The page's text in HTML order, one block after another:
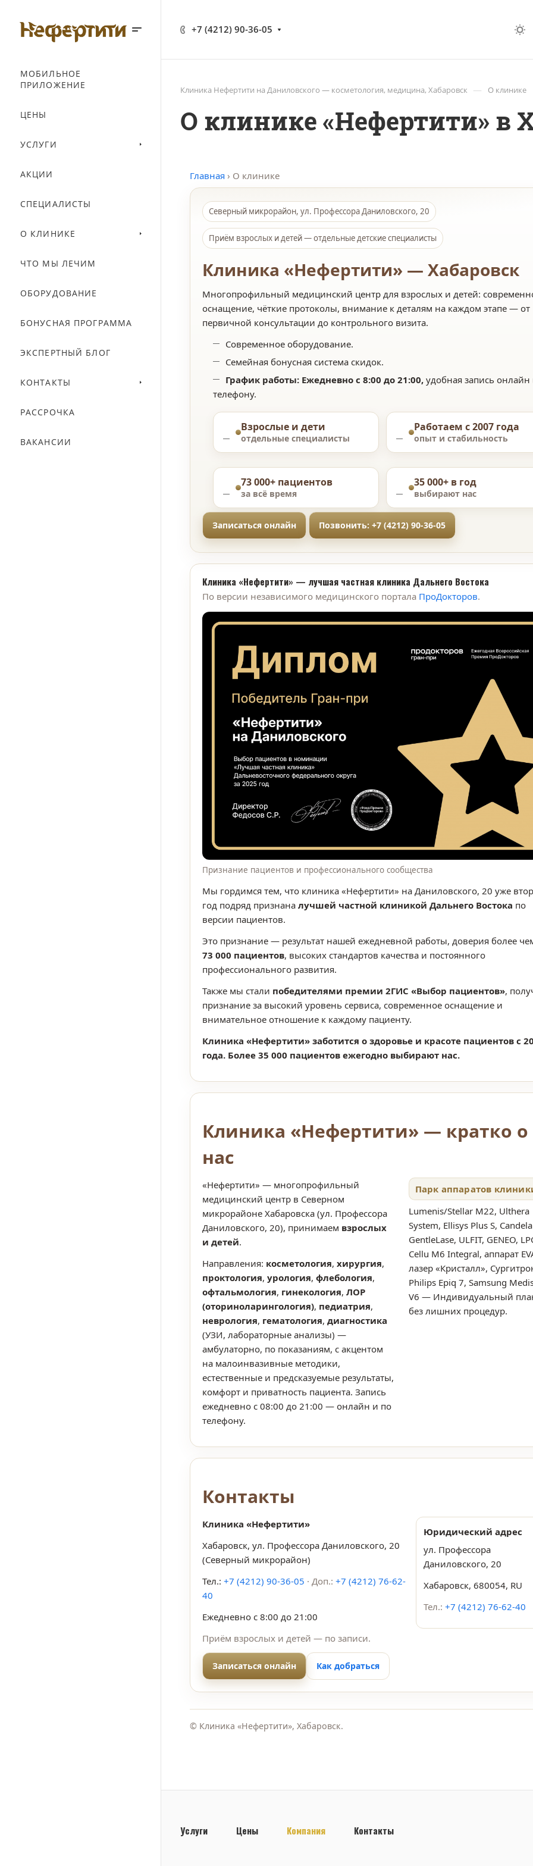
+7 (4212) 90-36-05
МОБИЛЬНОЕ
ПРИЛОЖЕНИЕ
ЦЕНЫ
УСЛУГИ
АКЦИИ
СПЕЦИАЛИСТЫ
О КЛИНИКЕ
ЧТО МЫ ЛЕЧИМ
ОБОРУДОВАНИЕ
БОНУСНАЯ ПРОГРАММА
ЭКСПЕРТНЫЙ БЛОГ
КОНТАКТЫ
РАССРОЧКА
ВАКАНСИИ
Клиника Нефертити на Даниловского — косметология, медицина, Хабаровск — О клинике
О клинике «Нефертити» в
Главная › О клинике
Северный микрорайон, ул. Профессора Даниловского, 20
Приём взрослых и детей — отдельные детские специалисты
Клиника «Нефертити» — Хабаровск
Многопрофильный медицинский центр для взрослых и детей:
оснащение, чёткие протоколы, внимание к деталям на каждом этапе — от
первичной консультации до контрольного визита.
Современное оборудование.
Семейная бонусная система скидок.
График работы: Ежедневно с 8:00 до 21:00, удобная запись онлайн
телефону.
Взрослые и дети
отдельные специалисты
Работаем с 2007 года
опыт и стабильность
73 000+ пациентов
за всё время
35 000+ в год
выбирают нас
Записаться онлайн Позвонить: +7 (4212) 90-36-05
Клиника «Нефертити» — лучшая частная клиника Дальнего Востока
По версии независимого медицинского портала ПроДокторов.
Признание пациентов и профессионального сообщества
Мы гордимся тем, что клиника «Нефертити» на Даниловского, 20 уже
год подряд признана лучшей частной клиникой Дальнего Востока по
версии пациентов.
Это признание — результат нашей ежедневной работы, доверия более
73 000 пациентов, высоких стандартов качества и постоянного
профессионального развития.
Также мы стали победителями премии 2ГИС «Выбор пациентов»,
признание за высокий уровень сервиса, современное оснащение и
внимательное отношение к каждому пациенту.
Клиника «Нефертити» заботится о здоровье и красоте пациентов с
года. Более 35 000 пациентов ежегодно выбирают нас.
Клиника «Нефертити» — кратко о
нас
«Нефертити» — многопрофильный
медицинский центр в Северном
микрорайоне Хабаровска (ул. Профессора
Даниловского, 20), принимаем взрослых
и детей.
Направления: косметология, хирургия,
проктология, урология, флебология,
офтальмология, гинекология, ЛОР
(оториноларингология), педиатрия,
неврология, гематология, диагностика
(УЗИ, лабораторные анализы) —
амбулаторно, по показаниям, с акцентом
на малоинвазивные методики,
естественные и предсказуемые результаты,
комфорт и приватность пациента. Запись
ежедневно с 08:00 до 21:00 — онлайн и по
телефону.
Парк аппаратов
Lumenis/Stellar M22, Ulthera
System, Ellisys Plus S, Candela
GentleLase, ULFIT, GENEO,
Cellu M6 Integral, аппарат
лазер «Кристалл»,
Philips Epiq 7, Samsung
V6 — Индивидуальный
без лишних процедур.
Контакты
Клиника «Нефертити»
Хабаровск, ул. Профессора Даниловского, 20
(Северный микрорайон)
Тел.: +7 (4212) 90-36-05 · Доп.: +7 (4212) 76-62-
40
Ежедневно с 8:00 до 21:00
Приём взрослых и детей — по записи.
Записаться онлайн Как добраться
Юридический адрес
ул. Профессора
Даниловского, 20
Хабаровск, 680054, RU
Тел.: +7 (4212) 76-62-40
© Клиника «Нефертити», Хабаровск.
Услуги Цены Компания Контакты